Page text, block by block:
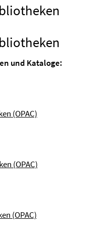
und Kataloge:
(OPAC)
(OPAC)
(OPAC)